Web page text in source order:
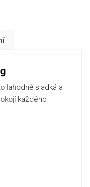
lahodně sladká a
každého